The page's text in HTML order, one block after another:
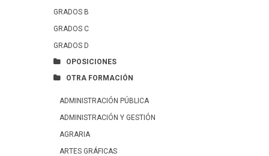
GRADOS B
GRADOS C
GRADOS D
OPOSICIONES
OTRA FORMACIÓN
ADMINISTRACIÓN PÚBLICA
ADMINISTRACIÓN Y GESTIÓN
AGRARIA
ARTES GRÁFICAS